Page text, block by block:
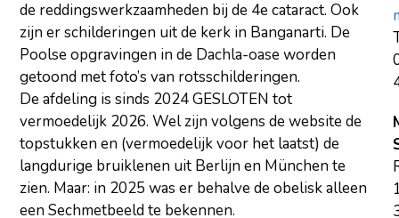
de reddingswerkzaamheden bij de 4e cataract. Ook
zijn er schilderingen uit de kerk in Banganarti. De
Poolse opgravingen in de Dachla-oase worden
getoond met foto’s van rotsschilderingen.
De afdeling is sinds 2024 GESLOTEN tot
vermoedelijk 2026. Wel zijn volgens de website de
topstukken en (vermoedelijk voor het laatst) de
langdurige bruiklenen uit Berlijn en München te
zien. Maar: in 2025 was er behalve de obelisk alleen
een Sechmetbeeld te bekennen.